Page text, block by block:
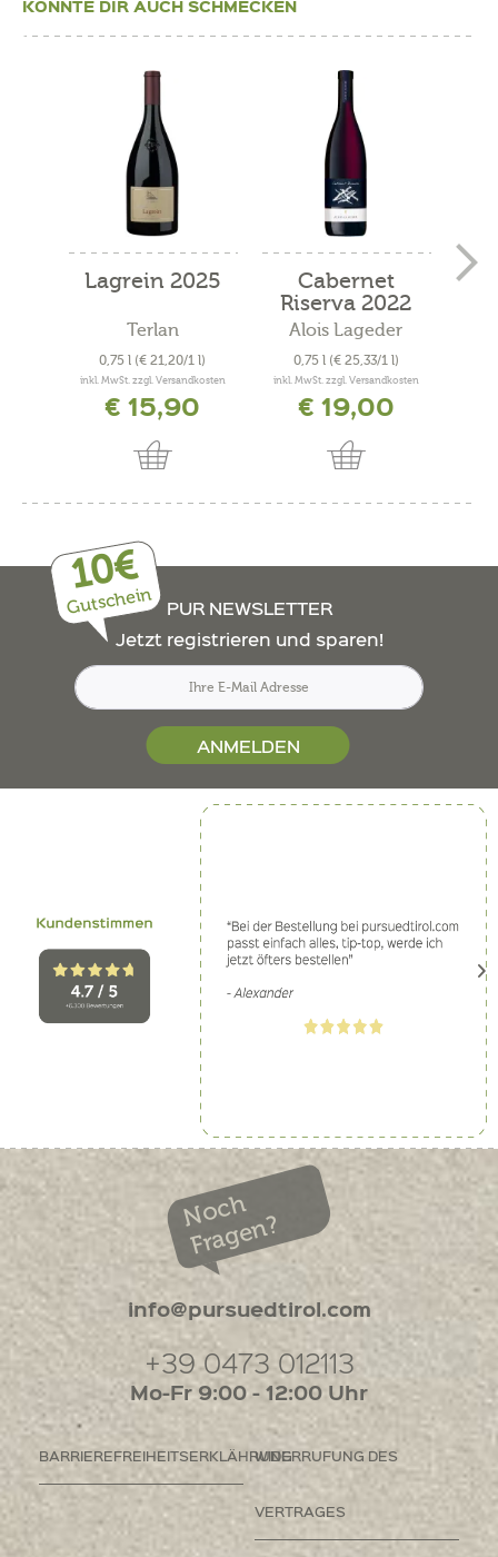
KÖNNTE DIR AUCH SCHMECKEN
Lagrein 2025
Terlan
0,75 l (€ 21,20/1 l)
inkl. MwSt. zzgl. Versandkosten
€ 15,90
Cabernet
Riserva 2022
Alois Lageder
0,75 l (€ 25,33/1 l)
inkl. MwSt. zzgl. Versandkosten
€ 19,00
10€
Gutschein
PUR NEWSLETTER
Jetzt registrieren und sparen!
ANMELDEN
Noch
Fragen?
info@pursuedtirol.com
+39 0473 012113
Mo-Fr 9:00 - 12:00 Uhr
BARRIEREFREIHEITSERKLÄHRUNGWIDERRUFUNG DES
VERTRAGES